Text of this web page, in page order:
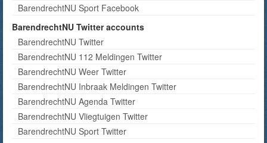
BarendrechtNU Sport Facebook
BarendrechtNU Twitter accounts
BarendrechtNU Twitter
BarendrechtNU 112 Meldingen Twitter
BarendrechtNU Weer Twitter
BarendrechtNU Inbraak Meldingen Twitter
BarendrechtNU Agenda Twitter
BarendrechtNU Vliegtuigen Twitter
BarendrechtNU Sport Twitter